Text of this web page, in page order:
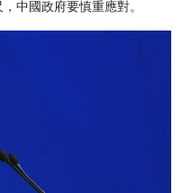
中國政府要慎重應對。